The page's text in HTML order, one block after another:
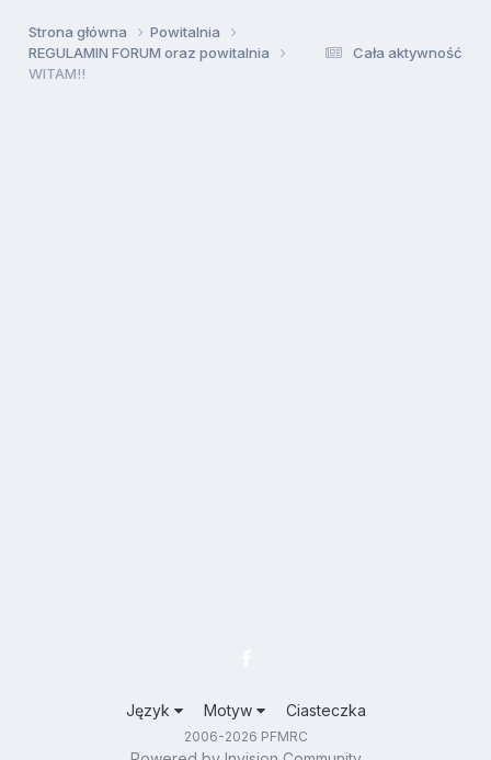
Cała aktywność
Strona główna
Powitalnia
REGULAMIN FORUM oraz powitalnia
WITAM!!
Język Motyw Ciasteczka
2006-2026 PFMRC